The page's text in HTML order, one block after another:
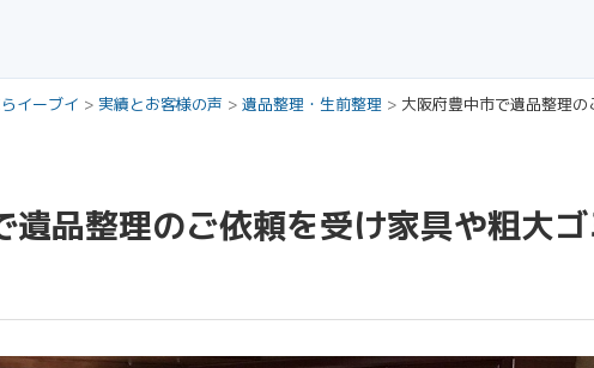
イーブイ > 実績とお客様の声 > 遺品整理・生前整理 > 大阪府豊中市で遺品整理の
遺品整理のご依頼を受け家具や粗大